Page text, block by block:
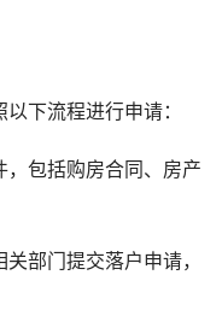
下流程进行申请：
包括购房合同、房产
部门提交落户申请，